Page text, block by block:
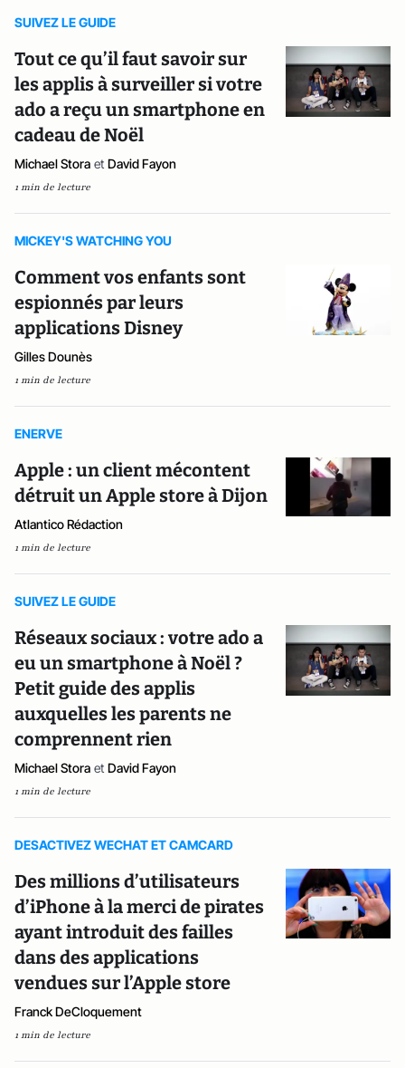
SUIVEZ LE GUIDE
Tout ce qu’il faut savoir sur
les applis à surveiller si votre
ado a reçu un smartphone en
cadeau de Noël
Michael Stora et David Fayon
1 min de lecture
MICKEY'S WATCHING YOU
Comment vos enfants sont
espionnés par leurs
applications Disney
Gilles Dounès
1 min de lecture
ENERVE
Apple : un client mécontent
détruit un Apple store à Dijon
Atlantico Rédaction
1 min de lecture
SUIVEZ LE GUIDE
Réseaux sociaux : votre ado a
eu un smartphone à Noël ?
Petit guide des applis
auxquelles les parents ne
comprennent rien
Michael Stora et David Fayon
1 min de lecture
DESACTIVEZ WECHAT ET CAMCARD
Des millions d’utilisateurs
d’iPhone à la merci de pirates
ayant introduit des failles
dans des applications
vendues sur l’Apple store
Franck DeCloquement
1 min de lecture